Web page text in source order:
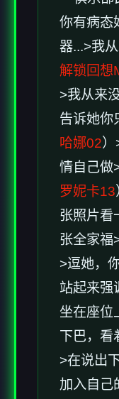
你有病态
器...>我
解锁回想
>我从来
告诉她你
哈娜02）
情自己做
罗妮卡13
张照片看
张全家福
>逗她，
站起来强
坐在座位
下巴，看
>在说出
加入自己